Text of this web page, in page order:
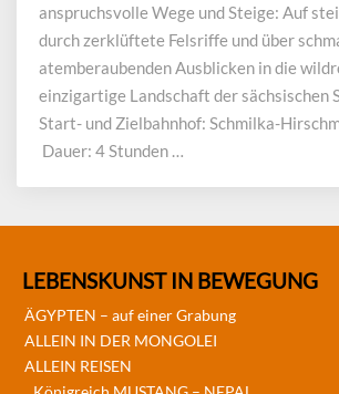
und
Grate
anspruchsvolle Wege und Steige: Auf
durch zerklüftete Felsriffe und über
atemberaubenden Ausblicken in die
einzigartige Landschaft der sächsischen
Start- und Zielbahnhof: Schmilka-
Dauer: 4 Stunden …
LEBENSKUNST IN BEWEGUNG
ÄGYPTEN – auf einer Grabung
ALLEIN IN DER MONGOLEI
ALLEIN REISEN